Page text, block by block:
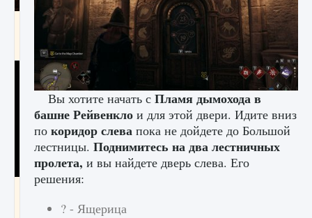
Как найти Гробницу Изгоев в Diablo 4
9 августа 2024 1 337 0
Как получить Thunder Egg в Stardew Valley
9 августа 2024
Вы хотите начать с Пламя дымохода в
башне Рейвенкло и для этой двери. Идите вниз
по коридор слева пока не дойдете до Большой
лестницы. Поднимитесь на два лестничных
пролета, и вы найдете дверь слева. Его
решения:
? - Ящерица